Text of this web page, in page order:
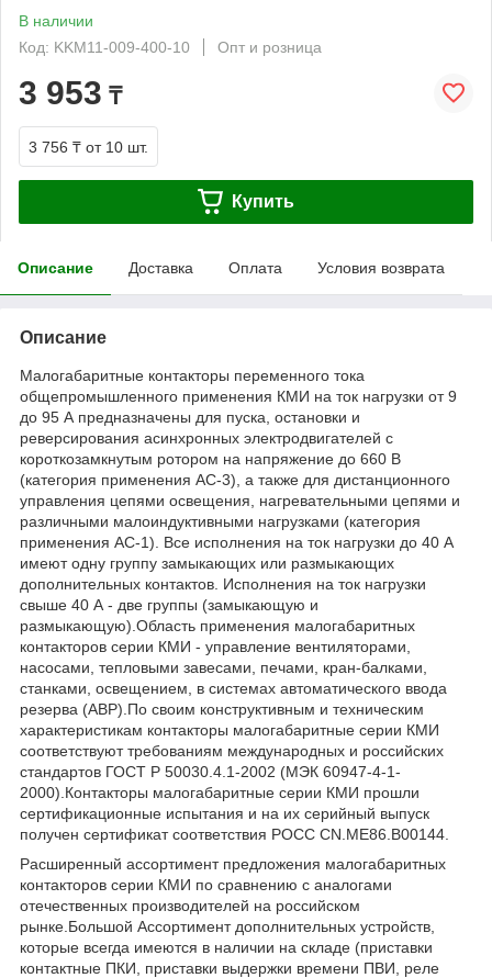
В наличии
Код: KKM11-009-400-10
Опт и розница
3 953 ₸
3 756 ₸ от 10 шт.
Купить
Описание Доставка Оплата Условия возврата
Описание
Малогабаритные контакторы переменного тока
общепромышленного применения КМИ на ток нагрузки от 9
до 95 А предназначены для пуска, остановки и
реверсирования асинхронных электродвигателей с
короткозамкнутым ротором на напряжение до 660 В
(категория применения АС-3), а также для дистанционного
управления цепями освещения, нагревательными цепями и
различными малоиндуктивными нагрузками (категория
применения АС-1). Все исполнения на ток нагрузки до 40 А
имеют одну группу замыкающих или размыкающих
дополнительных контактов. Исполнения на ток нагрузки
свыше 40 А - две группы (замыкающую и
размыкающую).Область применения малогабаритных
контакторов серии КМИ - управление вентиляторами,
насосами, тепловыми завесами, печами, кран-балками,
станками, освещением, в системах автоматического ввода
резерва (АВР).По своим конструктивным и техническим
характеристикам контакторы малогабаритные серии КМИ
соответствуют требованиям международных и российских
стандартов ГОСТ Р 50030.4.1-2002 (МЭК 60947-4-1-
2000).Контакторы малогабаритные серии КМИ прошли
сертификационные испытания и на их серийный выпуск
получен сертификат соответствия РОСС CN.ME86.B00144.
Расширенный ассортимент предложения малогабаритных
контакторов серии КМИ по сравнению с аналогами
отечественных производителей на российском
рынке.Большой Ассортимент дополнительных устройств,
которые всегда имеются в наличии на складе (приставки
контактные ПКИ, приставки выдержки времени ПВИ, реле